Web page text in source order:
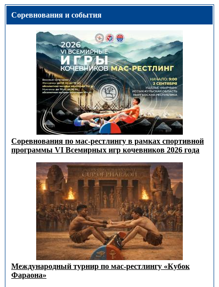
Соревнования и события
Соревнования по мас-рестлингу в рамках спортивной
программы VI Всемирных игр кочевников 2026 года
Международный турнир по мас-рестлингу «Кубок
Фараона»